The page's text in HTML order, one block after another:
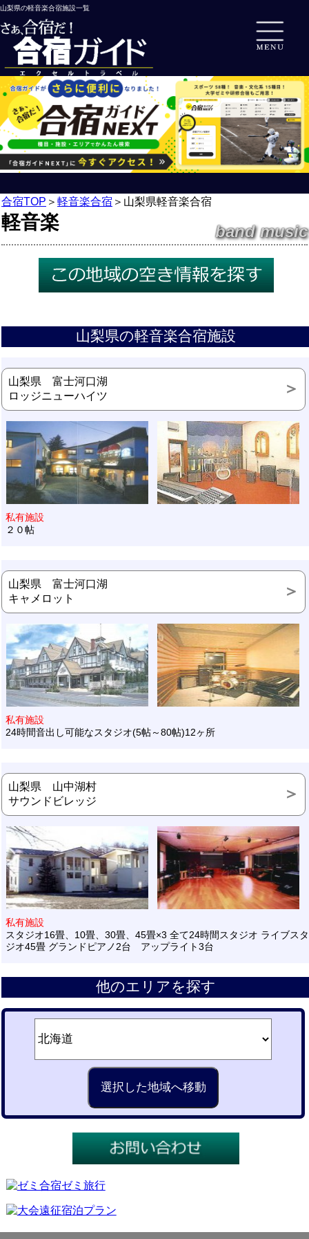
山梨県の軽音楽合宿施設一覧
合宿TOP ＞ 軽音楽合宿 ＞ 山梨県軽音楽合宿
軽音楽 band music
山梨県の軽音楽合宿施設
山梨県 富士河口湖
ロッジニューハイツ
私有施設
２０帖
山梨県 富士河口湖
キャメロット
私有施設
24時間音出し可能なスタジオ(5帖～80帖)12ヶ所
山梨県 山中湖村
サウンドビレッジ
私有施設
スタジオ16畳、10畳、30畳、45畳×3 全て24時間スタジオ ライブスタ
ジオ45畳 グランドピアノ2台 アップライト3台
他のエリアを探す